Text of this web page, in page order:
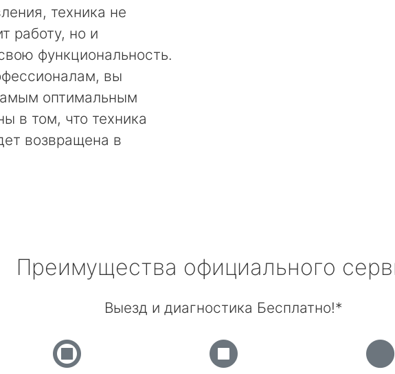
техника не
работу, но и
функциональность.
вы
оптимальным
в том, что техника
возвращена в
Преимущества официального
Выезд и диагностика Бесплатно!*